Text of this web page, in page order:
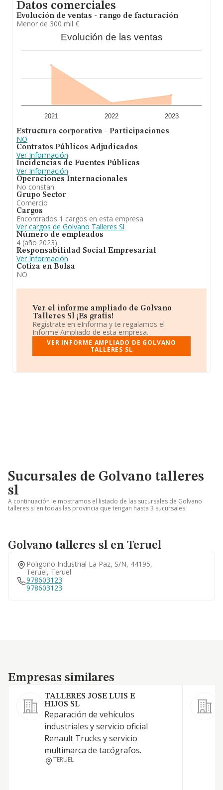
Datos comerciales
Evolución de ventas - rango de facturación
Menor de 300 mil €
Evolución de las ventas
2021 2022 2023
Estructura corporativa - Participaciones
NO
Contratos Públicos Adjudicados
Ver Información
Incidencias de Fuentes Públicas
Ver Información
Operaciones Internacionales
No constan
Grupo Sector
Comercio
Cargos
Encontrados 1 cargos en esta empresa
Ver cargos de Golvano Talleres Sl
Número de empleados
4 (año 2023)
Responsabilidad Social Empresarial
Ver Información
Cotiza en Bolsa
NO
Ver el informe ampliado de Golvano
Talleres Sl ¡Es gratis!
Regístrate en eInforma y te regalamos el
Informe Ampliado de esta empresa.
VER INFORME AMPLIADO DE GOLVANO
TALLERES SL
Sucursales de Golvano talleres
sl
A continuación le mostramos el listado de las sucursales de Golvano
talleres sl en todas las provincia que tengan hasta 3 sucursales.
Golvano talleres sl en Teruel
Poligono Industrial La Paz, S/n, 44195,
Teruel, Teruel
978603123
978603123
Empresas similares
Empresas similares
TALLERES JOSE LUIS E
HIJOS SL
Reparación de vehículos
industriales y servicio oficial
Renault Trucks y servicio
multimarca de tacógrafos.
TERUEL